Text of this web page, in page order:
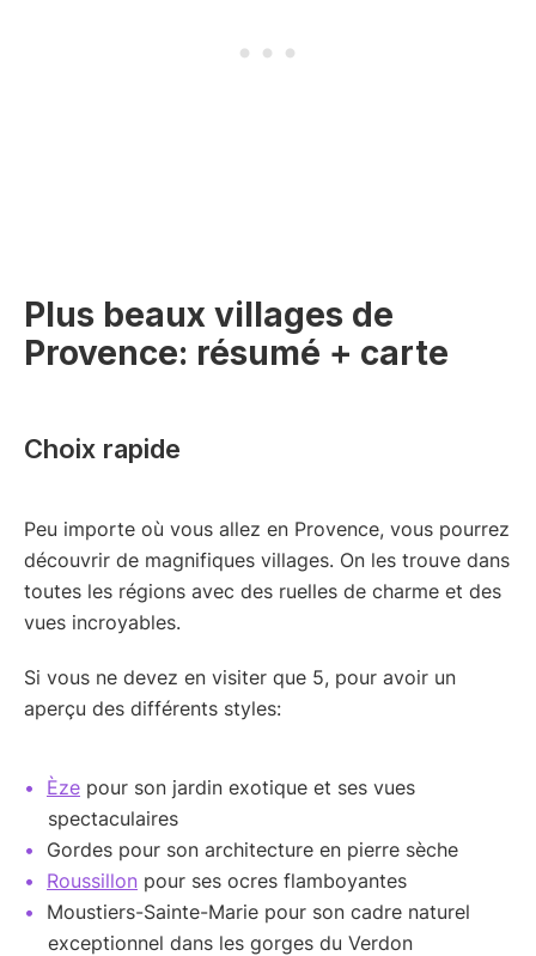
Plus beaux villages de
Provence: résumé + carte
Choix rapide
Peu importe où vous allez en Provence, vous pourrez
découvrir de magnifiques villages. On les trouve dans
toutes les régions avec des ruelles de charme et des
vues incroyables.
Si vous ne devez en visiter que 5, pour avoir un
aperçu des différents styles:
Èze pour son jardin exotique et ses vues
spectaculaires
Gordes pour son architecture en pierre sèche
Roussillon pour ses ocres flamboyantes
Moustiers-Sainte-Marie pour son cadre naturel
exceptionnel dans les gorges du Verdon